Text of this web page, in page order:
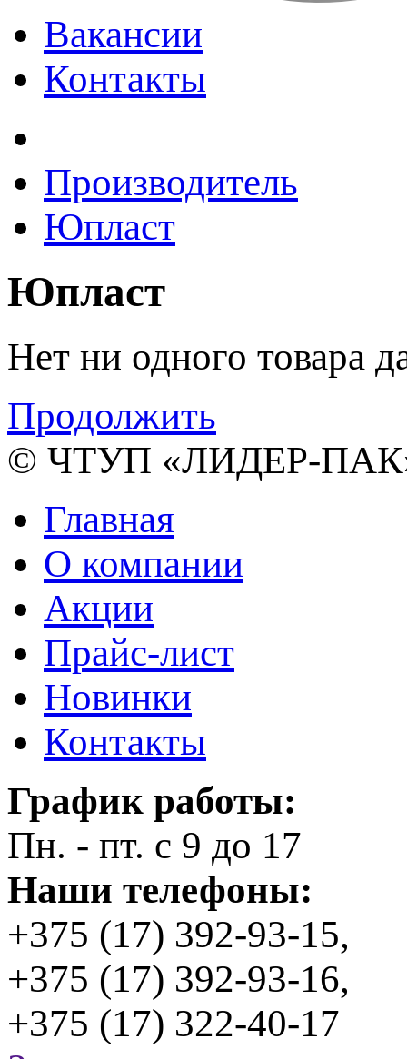
Вакансии
Контакты
Производитель
Юпласт
Юпласт
Нет ни одного товара
Продолжить
© ЧТУП «ЛИДЕР-
Главная
О компании
Акции
Прайс-лист
Новинки
Контакты
График работы:
Пн. - пт. с 9 до 17
Наши телефоны:
+375 (17) 392-93-15,
+375 (17) 392-93-16,
+375 (17) 322-40-17